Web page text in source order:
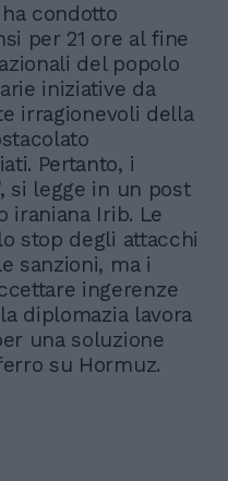
condotto
per 21 ore al fine
del popolo
iniziative da
irragionevoli della
Pertanto, i
si legge in un post
iraniana Irib. Le
stop degli attacchi
sanzioni, ma i
ingerenze
diplomazia lavora
una soluzione
su Hormuz.